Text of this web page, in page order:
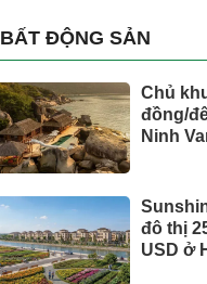
BẤT ĐỘNG SẢN
Chủ
đồng/
Ninh
đô thị
USD ở